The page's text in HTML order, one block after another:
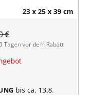
23 x 25 x 39 cm
€
Tagen vor dem Rabatt
bis ca. 13.8.